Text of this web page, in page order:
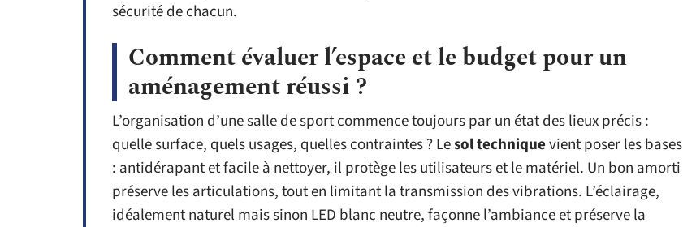
sécurité de chacun.
Comment évaluer l’espace et le budget pour un
aménagement réussi ?
L’organisation d’une salle de sport commence toujours par un état des lieux précis :
quelle surface, quels usages, quelles contraintes ? Lesol techniquevient poser les bases
: antidérapant et facile à nettoyer, il protège les utilisateurs et le matériel. Un bon amorti
préserve les articulations, tout en limitant la transmission des vibrations. L’éclairage,
idéalement naturel mais sinon LED blanc neutre, façonne l’ambiance et préserve la